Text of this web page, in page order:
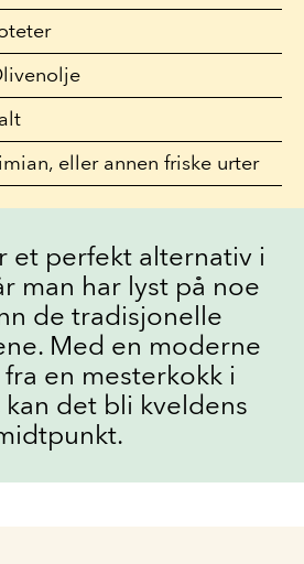
eller annen friske urter
et perfekt alternativ i
man har lyst på noe
de tradisjonelle
Med en moderne
en mesterkokk i
kan det bli kveldens